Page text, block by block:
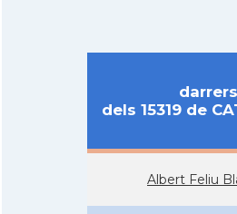
dels 15319 de
Albert Feliu